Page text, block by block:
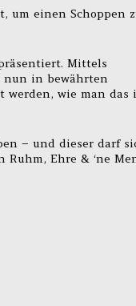
um einen Schoppen
Mittels
nun in bewährten
werden, wie man das
– und dieser darf
Ehre & ‘ne